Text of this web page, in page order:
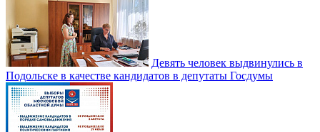
Девять человек выдвинулись в
Подольске в качестве кандидатов в депутаты Госдумы